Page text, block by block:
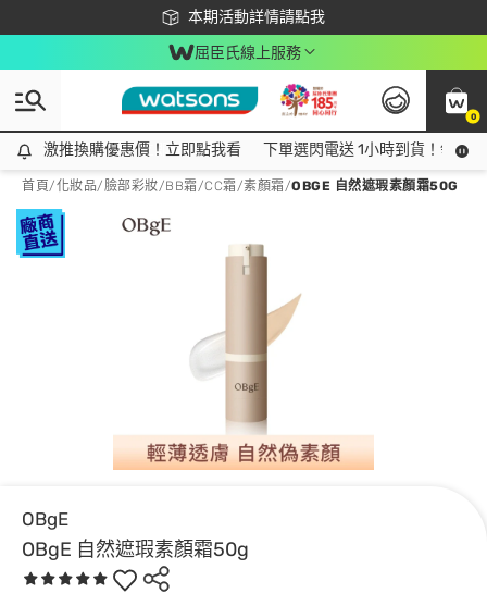
本期活動詳情請點我
下載app最高回饋$350
屈臣氏線上服務
0
激推換購優惠價！立即點我看
激推換購優惠價！立即點我看 下單選閃電送 1小時到貨！領神
首頁/化妝品/臉部彩妝/BB霜/CC霜/素顏霜/OBGE 自然遮瑕素顏霜50G
OBgE
OBgE 自然遮瑕素顏霜50g